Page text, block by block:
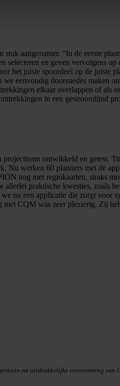
aangenamer. “In de eerste
selecteren en geven vervolgens
het juiste spoordeel op de
eenvoudig doorsnedes maken
elkaar overlappen of als
in een gestroomlijnd
ontwikkeld en getest.
Nu werken 60 planners met de
nog met regiokaarten, straks
praktische kwesties, zoals
nu een applicatie die zorgt
CQM was zeer plezierig. Zij
na uitdrukkelijke toestemming van